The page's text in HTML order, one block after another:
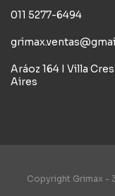
011 5277-6494
Aráoz 164 I Villa
Aires
Copyright Grimax -